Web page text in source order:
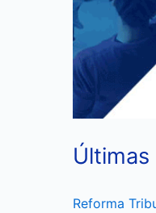
Reforma